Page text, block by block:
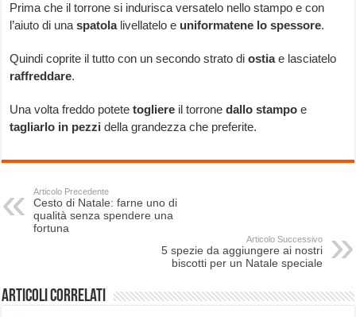
Prima che il torrone si indurisca versatelo nello stampo e con
l’aiuto di unaspatolalivellatelo e uniformatene lo spessore.
Quindi coprite il tutto con un secondo strato diostiae lasciatelo
raffreddare.
Una volta freddo potetetogliere il torronedallo stampo e
tagliarlo in pezzi della grandezza che preferite.
Articolo Precedente
Cesto di Natale: farne uno di
qualità senza spendere una
fortuna
Articolo Successivo
5 spezie da aggiungere ai nostri
biscotti per un Natale speciale
Articoli correlati